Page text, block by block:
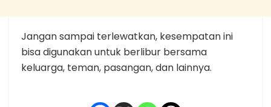
Jangan sampai terlewatkan, kesempatan ini
bisa digunakan untuk berlibur bersama
keluarga, teman, pasangan, dan lainnya.